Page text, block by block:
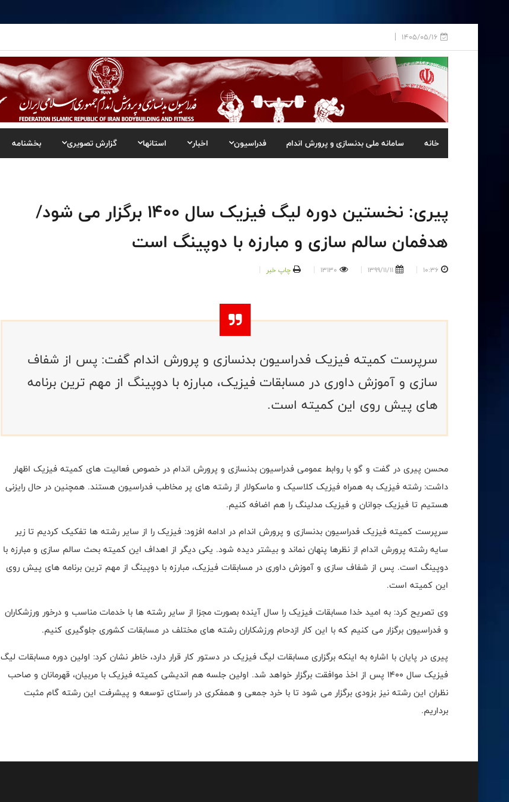
1405/05/16
خانه سامانه ملی بدنسازی و پرورش اندام فدراسیون اخبار استانها گزارش تصویری بخشنامه
پیری: نخستین دوره لیگ فیزیک سال 1400 برگزار می شود/
هدفمان سالم سازی و مبارزه با دوپینگ است
10:36
1399/11/11
13130 چاپ خبر
سرپرست کمیته فیزیک فدراسیون بدنسازی و پرورش اندام گفت: پس از شفاف
سازی و آموزش داوری در مسابقات فیزیک، مبارزه با دوپینگ از مهم ترین برنامه
های پیش روی این کمیته است.
محسن پیری در گفت و گو با روابط عمومی فدراسیون بدنسازی و پرورش اندام در خصوص فعالیت های کمیته فیزیک اظهار
داشت: رشته فیزیک به همراه فیزیک کلاسیک و ماسکولار از رشته های پر مخاطب فدراسیون هستند. همچنین در حال رایزنی
هستیم تا فیزیک جوانان و فیزیک مدلینگ را هم اضافه کنیم.
سرپرست کمیته فیزیک فدراسیون بدنسازی و پرورش اندام در ادامه افزود: فیزیک را از سایر رشته ها تفکیک کردیم تا زیر
سایه رشته پرورش اندام از نظرها پنهان نماند و بیشتر دیده شود. یکی دیگر از اهداف این کمیته بحث سالم سازی و مبارزه با
دوپینگ است. پس از شفاف سازی و آموزش داوری در مسابقات فیزیک، مبارزه با دوپینگ از مهم ترین برنامه های پیش روی
این کمیته است.
وی تصریح کرد: به امید خدا مسابقات فیزیک را سال آینده بصورت مجزا از سایر رشته ها با خدمات مناسب و درخور ورزشکاران
و فدراسیون برگزار می کنیم که با این کار ازدحام ورزشکاران رشته های مختلف در مسابقات کشوری جلوگیری کنیم.
پیری در پایان با اشاره به اینکه برگزاری مسابقات لیگ فیزیک در دستور کار قرار دارد، خاطر نشان کرد: اولین دوره مسابقات لیگ
فیزیک سال 1400 پس از اخذ موافقت برگزار خواهد شد. اولین جلسه هم اندیشی کمیته فیزیک با مربیان، قهرمانان و صاحب
نظران این رشته نیز بزودی برگزار می شود تا با خرد جمعی و همفکری در راستای توسعه و پیشرفت این رشته گام مثبت
برداریم.